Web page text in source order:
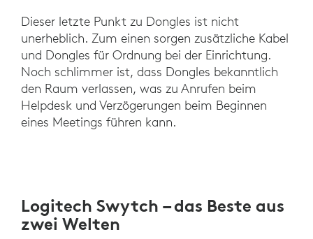
Dieser letzte Punkt zu Dongles ist nicht
unerheblich. Zum einen sorgen zusätzliche Kabel
und Dongles für Ordnung bei der Einrichtung.
Noch schlimmer ist, dass Dongles bekanntlich
den Raum verlassen, was zu Anrufen beim
Helpdesk und Verzögerungen beim Beginnen
eines Meetings führen kann.
Logitech Swytch – das Beste aus
zwei Welten